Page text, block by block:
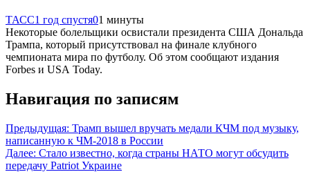
ТАСС1 год спустя01 минуты
Некоторые болельщики освистали президента США Дональда
Трампа, который присутствовал на финале клубного
чемпионата мира по футболу. Об этом сообщают издания
Forbes и USA Today.
Навигация по записям
Предыдущая: Трамп вышел вручать медали КЧМ под музыку,
написанную к ЧМ-2018 в России
Далее: Стало известно, когда страны НАТО могут обсудить
передачу Patriot Украине